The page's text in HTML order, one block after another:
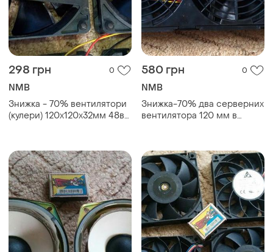
298 грн 0
NMB
Знижка - 70% вентилятори
(кулери) 120х120х32мм 48в
580 грн 0
NMB
Знижка-70% два серверних
вентилятора 120 мм в